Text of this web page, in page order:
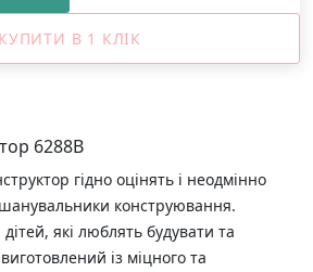
КУПИТИ В 1 КЛІК
6288B
гідно оцінять і неодмінно
конструювання.
які люблять будувати та
із міцного та